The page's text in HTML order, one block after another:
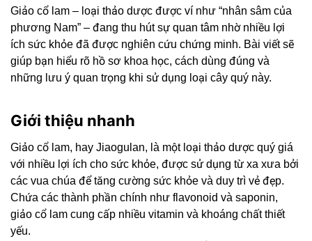
Giảo cổ lam – loại thảo dược được ví như “nhân sâm của
phương Nam” – đang thu hút sự quan tâm nhờ nhiều lợi
ích sức khỏe đã được nghiên cứu chứng minh. Bài viết sẽ
giúp bạn hiểu rõ hồ sơ khoa học, cách dùng đúng và
những lưu ý quan trọng khi sử dụng loại cây quý này.
Giới thiệu nhanh
Giảo cổ lam, hay Jiaogulan, là một loại thảo dược quý giá
với nhiều lợi ích cho sức khỏe, được sử dụng từ xa xưa bởi
các vua chúa để tăng cường sức khỏe và duy trì vẻ đẹp.
Chứa các thành phần chính như flavonoid và saponin,
giảo cổ lam cung cấp nhiều vitamin và khoáng chất thiết
yếu.